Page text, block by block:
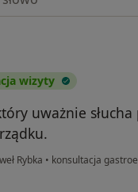
wizyty
uważnie słucha
Rybka • konsultacja